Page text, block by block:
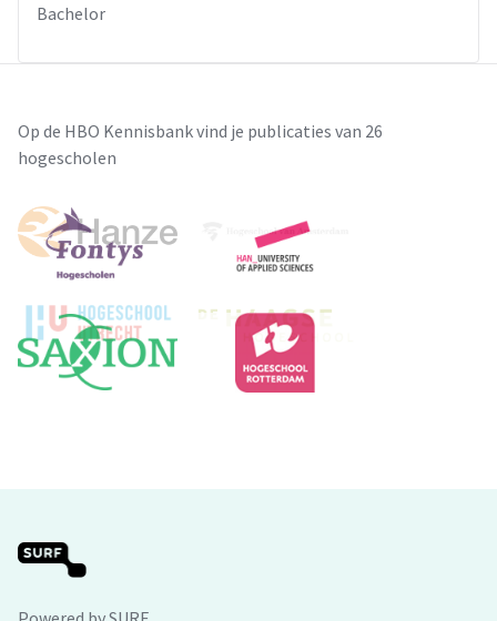
Bachelor
Op de HBO Kennisbank vind je publicaties van 26
hogescholen